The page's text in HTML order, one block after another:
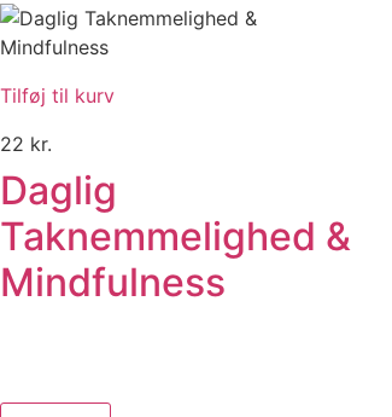
Tilføj til kurv
22 kr.
Daglig
Taknemmelighed &
Mindfulness